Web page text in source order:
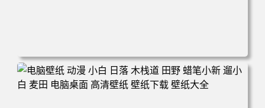
电脑壁纸 可爱动物 喵 喵星人 猫 猫咪 萌宠 电脑桌面 高清壁
纸 壁纸下载 壁纸大全